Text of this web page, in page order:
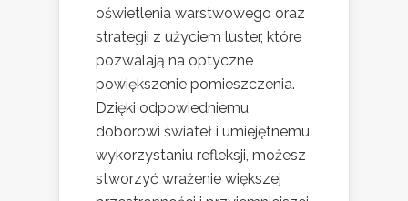
oświetlenia warstwowego oraz
strategii z użyciem luster, które
pozwalają na optyczne
powiększenie pomieszczenia.
Dzięki odpowiedniemu
doborowi świateł i umiejętnemu
wykorzystaniu refleksji, możesz
stworzyć wrażenie większej